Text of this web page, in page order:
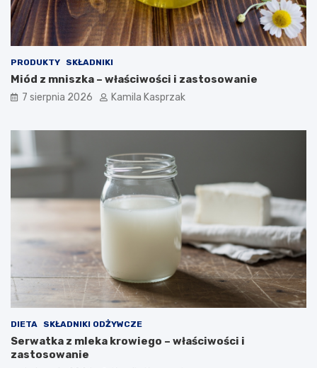
ł
o
w
i
n
y
e
t
y
k
e
t
g
n
c
z
e
t
b
e
z
i
e
c
PRODUKTY SKŁADNIKI
Miód z mniszka – właściwości i zastosowanie
7 sierpnia 2026 Kamila Kasprzak
DIETA SKŁADNIKI ODŻYWCZE
Serwatka z mleka krowiego – właściwości i
zastosowanie